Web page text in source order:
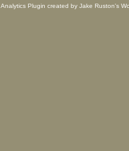
Analytics Plugin created by Jake Ruston's